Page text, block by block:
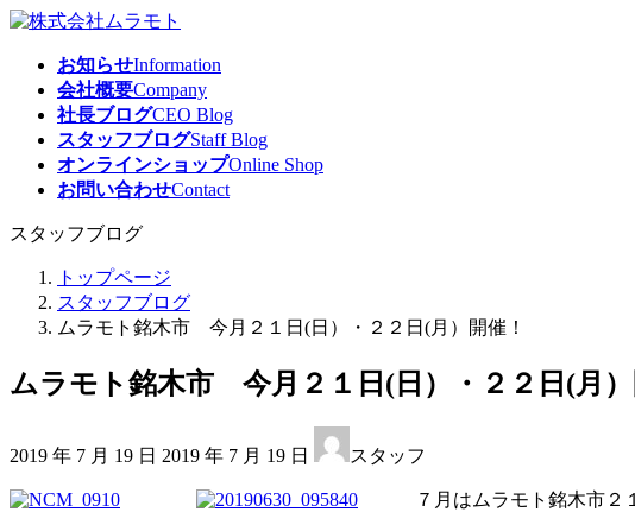
コ
プ
ナ
動
お知らせInformation
会社概要Company
社長ブログCEO Blog
スタッフブログStaff Blog
オンラインショップOnline Shop
お問い合わせContact
スタッフブログ
トップページ
スタッフブログ
ムラモト銘木市 今月２１日(日）・２２日(月）開催！
ムラモト銘木市 今月２１日(日）・２２日(月）
2019 年 7 月 19 日 終
2019 年 7 月 19 日 スタッフ
７月はムラモト銘木市２１日